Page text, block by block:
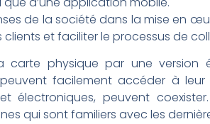
de la société dans la mise en
et faciliter le processus de
carte physique par une
facilement accéder à leur
électroniques, peuvent
qui sont familiers avec les